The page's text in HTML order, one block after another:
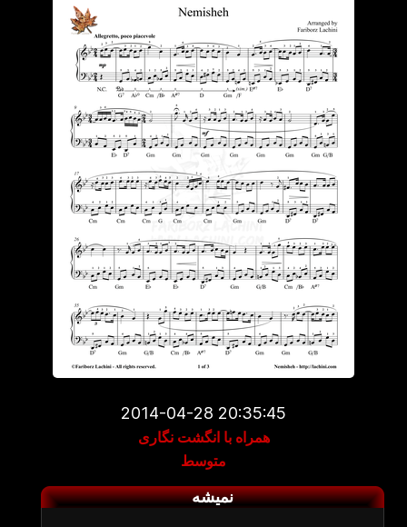
2014-04-28 20:35:45
همراه با انگشت نگاری
متوسط
نمیشه